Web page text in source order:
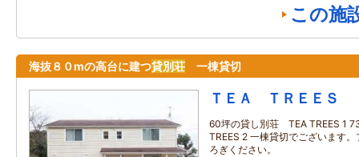
この施
海抜８０mの高台に建つ貸別荘 一棟貸切
ＴＥＡ ＴＲＥＥＳ
60坪の貸し別荘 TEA TREES 1
TREES 2 一棟貸切でございます
ろぎください。